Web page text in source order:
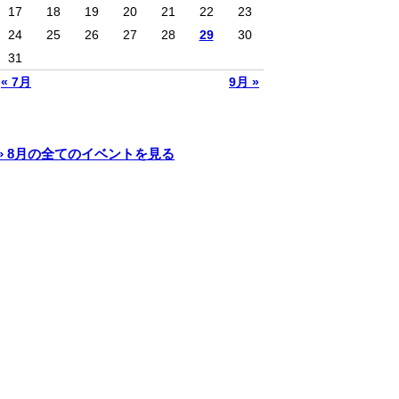
« 7月 9月 »
17 18 19 20 21 22
23
24
25 26 27 28 29
30
31
8月の全てのイベントを見る